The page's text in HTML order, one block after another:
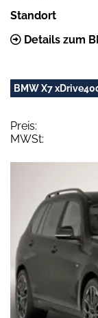
Standort
Details zum
BMW X7
Preis:
MWSt: